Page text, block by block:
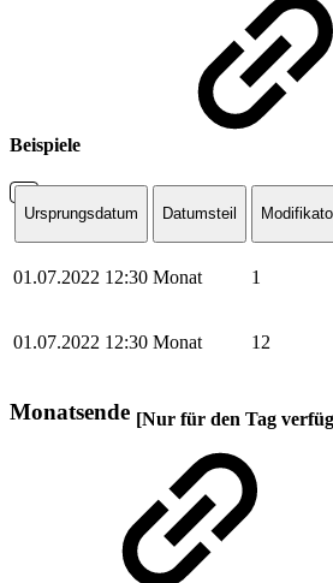
Beispiele
Ursprungsdatum Datumsteil
01.07.2022 12:30 Monat 1
01.07.2022 12:30 Monat 12
Monatsende [Nur für den Tag